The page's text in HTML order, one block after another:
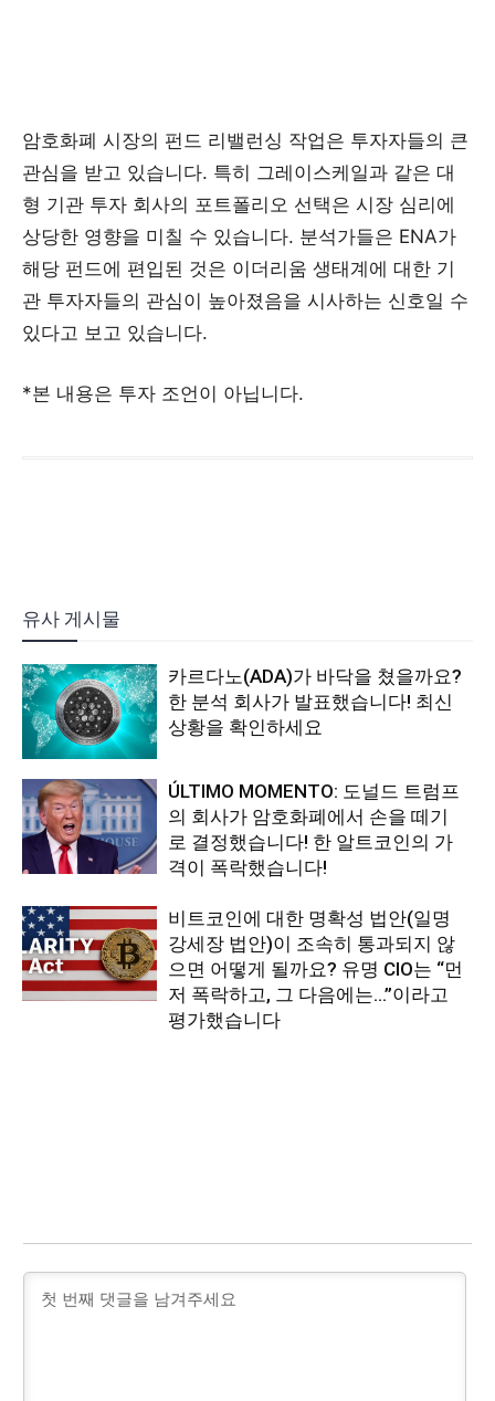
암호화폐 시장의 펀드 리밸런싱 작업은 투자자들의 큰
관심을 받고 있습니다. 특히 그레이스케일과 같은 대
형 기관 투자 회사의 포트폴리오 선택은 시장 심리에
상당한 영향을 미칠 수 있습니다. 분석가들은 ENA가
해당 펀드에 편입된 것은 이더리움 생태계에 대한 기
관 투자자들의 관심이 높아졌음을 시사하는 신호일 수
있다고 보고 있습니다.
*본 내용은 투자 조언이 아닙니다.
유사 게시물
카르다노(ADA)가 바닥을 쳤을까요?
한 분석 회사가 발표했습니다! 최신
상황을 확인하세요
ÚLTIMO MOMENTO: 도널드 트럼프
의 회사가 암호화폐에서 손을 떼기
로 결정했습니다! 한 알트코인의 가
격이 폭락했습니다!
비트코인에 대한 명확성 법안(일명
강세장 법안)이 조속히 통과되지 않
으면 어떻게 될까요? 유명 CIO는 “먼
저 폭락하고, 그 다음에는…”이라고
평가했습니다